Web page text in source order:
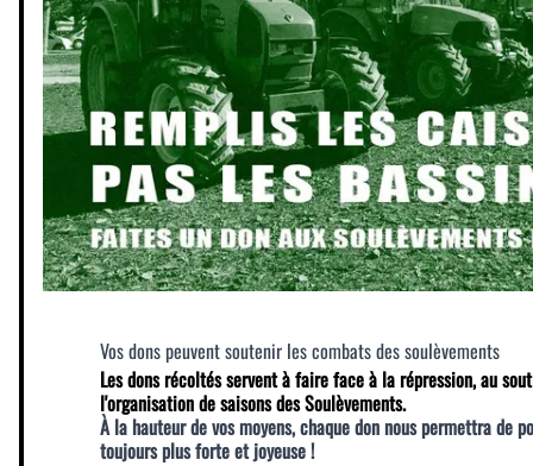
Vos dons peuvent soutenir les combats des soulèvements
Les dons récoltés servent à faire face à la répression, au
l'organisation de saisons des Soulèvements.
À la hauteur de vos moyens, chaque don nous permettra de
toujours plus forte et joyeuse !